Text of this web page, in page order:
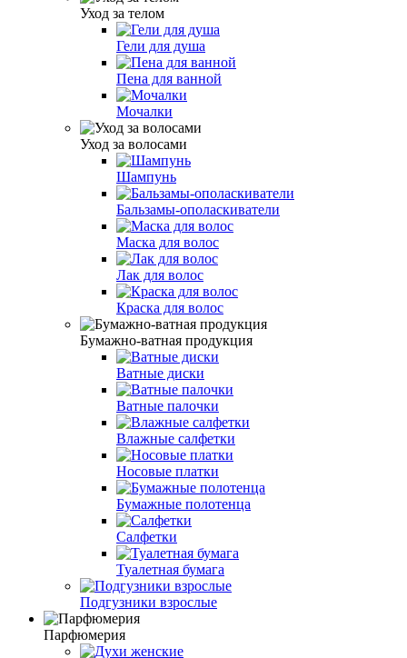
Уход за телом
Гели для душа
Пена для ванной
Мочалки
Уход за волосами
Шампунь
Бальзамы-ополаскиватели
Маска для волос
Лак для волос
Краска для волос
Бумажно-ватная продукция
Ватные диски
Ватные палочки
Влажные салфетки
Носовые платки
Бумажные полотенца
Салфетки
Туалетная бумага
Подгузники взрослые
Парфюмерия